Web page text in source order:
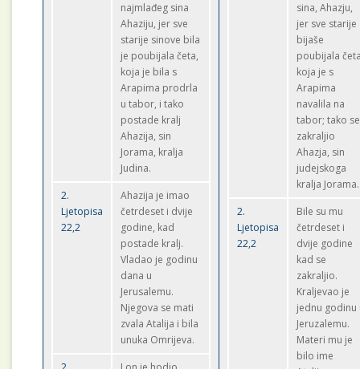
najmlađeg sina
Ahaziju, jer sve
starije sinove bila
je poubijala četa,
koja je bila s
Arapima prodrla
u tabor, i tako
postade kralj
Ahazija, sin
Jorama, kralja
Judina.
2.
Ljetopisa
22,2
Ahazija je imao
četrdeset i dvije
godine, kad
postade kralj.
Vladao je godinu
dana u
Jerusalemu.
Njegova se mati
zvala Atalija i bila
unuka Omrijeva.
sina, Ahazju,
jer sve starije
bijaše
poubijala
koja je s
Arapima
navalila na
tabor; tako se
zakraljio
Ahazja, sin
judejskoga
kralja Jorama.
2.
Ljetopisa
22,2
Bile su mu
četrdeset i
dvije godine
kad se
zakraljio.
Kraljevao je
jednu godinu
Jeruzalemu.
Materi mu je
bilo ime